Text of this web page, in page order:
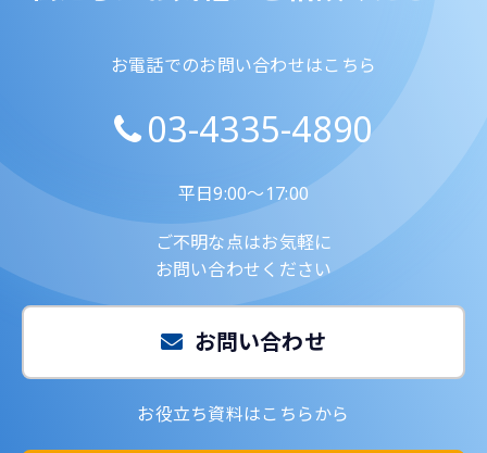
お電話でのお問い合わせはこちら
03-4335-4890
平日9:00～17:00
ご不明な点はお気軽に
お問い合わせください
お問い合わせ
お役立ち資料はこちらから